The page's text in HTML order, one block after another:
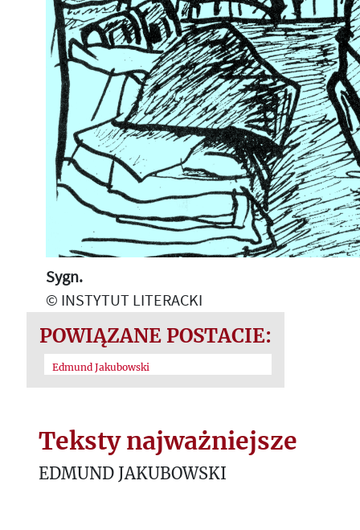
Sygn.
© INSTYTUT LITERACKI
POWIĄZANE POSTACIE:
Edmund Jakubowski
Teksty najważniejsze
EDMUND JAKUBOWSKI